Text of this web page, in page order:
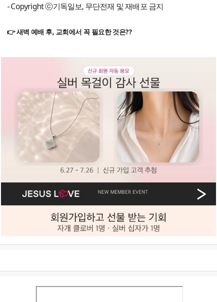
- Copyright ⓒ기독일보, 무단전재 및 재배포 금지
👉 새벽 예배 후, 교회에서 꼭 필요한 것은??